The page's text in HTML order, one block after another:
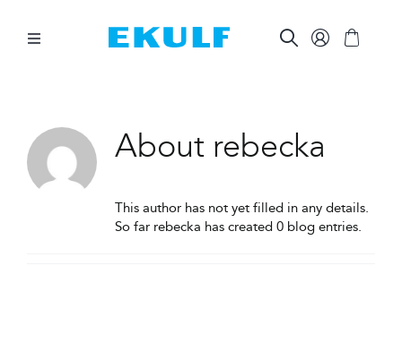
contentToggle
BORSTA TÄNDERNA
ÖVRIG MUNVÅRD
About rebecka
This author has not yet filled in any details.
So far rebecka has created 0 blog entries.